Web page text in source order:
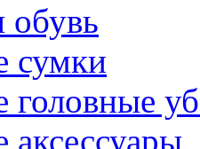
обувь
сумки
головные